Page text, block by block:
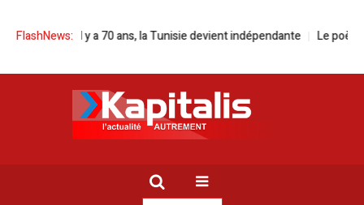
FlashNews:
| Il y a 70 ans, la Tunisie devient indépendante Le poème du